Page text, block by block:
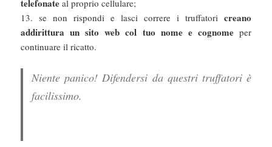
telefonate al proprio cellulare;
13. se non rispondi e lasci correre i truffatori creano
addirittura un sito web col tuo nome e cognomeper
continuare il ricatto.
Niente panico! Difendersi da questri truffatori è
facilissimo.